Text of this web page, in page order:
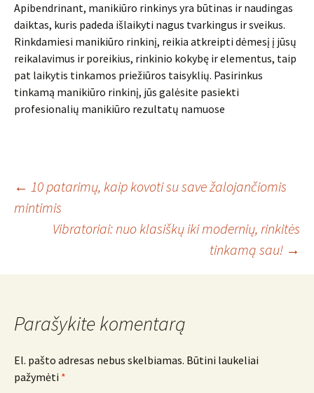
Apibendrinant, manikiūro rinkinys yra būtinas ir naudingas
daiktas, kuris padeda išlaikyti nagus tvarkingus ir sveikus.
Rinkdamiesi manikiūro rinkinį, reikia atkreipti dėmesį į jūsų
reikalavimus ir poreikius, rinkinio kokybę ir elementus, taip
pat laikytis tinkamos priežiūros taisyklių. Pasirinkus
tinkamą manikiūro rinkinį, jūs galėsite pasiekti
profesionalių manikiūro rezultatų namuose
Įrašo
navigacija
← 10 patarimų, kaip kovoti su save žalojančiomis
mintimis
Vibratoriai: nuo klasiškų iki modernių, rinkitės
tinkamą sau! →
Parašykite komentarą
El. pašto adresas nebus skelbiamas. Būtini laukeliai
pažymėti *